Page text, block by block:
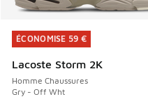
ÉCONOMISE 59 €
Lacoste Storm 2K
Homme Chaussures
Gry - Off Wht
ÉCONOMISE 59 €